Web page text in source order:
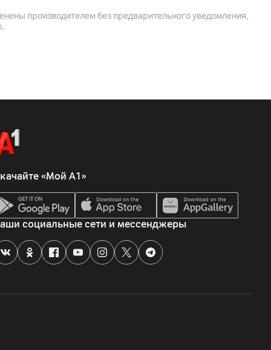
крепеж, антенна
производителем без предварительного уведомления,
«Мой А1»
социальные сети и мессенджеры